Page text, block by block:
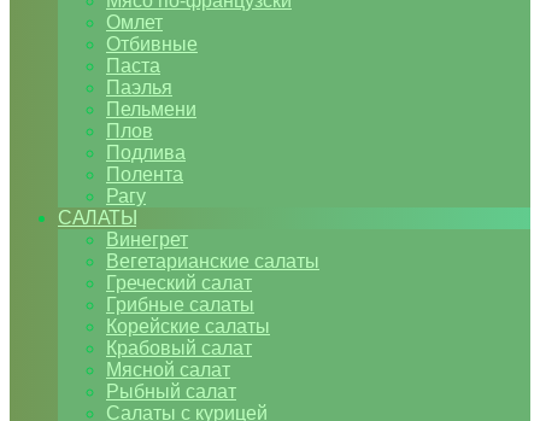
Омлет
Отбивные
Паста
Паэлья
Пельмени
Плов
Подлива
Полента
Рагу
САЛАТЫ
Винегрет
Вегетарианские салаты
Греческий салат
Грибные салаты
Корейские салаты
Крабовый салат
Мясной салат
Рыбный салат
Салаты с курицей